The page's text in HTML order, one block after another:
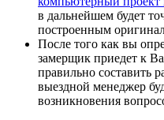
в дальнейшем будет
построенным
После того как вы
замерщик приедет к
правильно составить
выездной менеджер
возникновения